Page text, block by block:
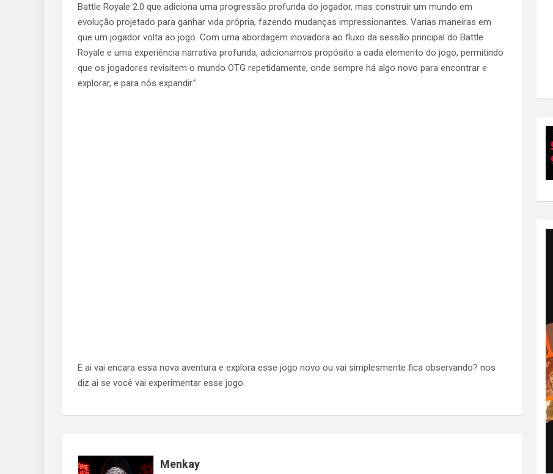
Battle Royale 2.0 que adiciona uma progressão profunda do jogador, mas construir um mundo em
evolução projetado para ganhar vida própria, fazendo mudanças impressionantes. Varias maneiras em
que um jogador volta ao jogo. Com uma abordagem inovadora ao fluxo da sessão principal do Battle
Royale e uma experiência narrativa profunda, adicionamos propósito a cada elemento do jogo, permitindo
que os jogadores revisitem o mundo OTG repetidamente, onde sempre há algo novo para encontrar e
explorar, e para nós expandir.”
E ai vai encara essa nova aventura e explora esse jogo novo ou vai simplesmente fica observando? nos
diz ai se você vai experimentar esse jogo.
Menkay